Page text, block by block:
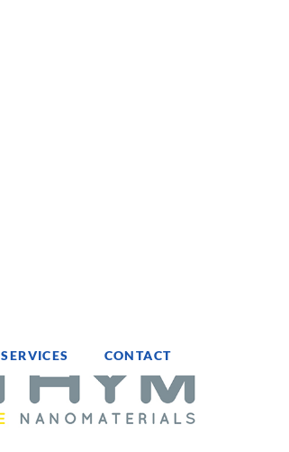
SERVICES CONTACT